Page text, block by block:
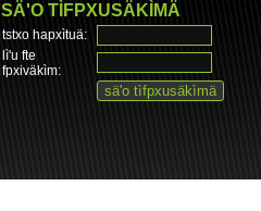
SÄ'O TÌFPXUSÄKÌMÄ
tstxo hapxìtuä:
lì'u fte
fpxiväkìm: